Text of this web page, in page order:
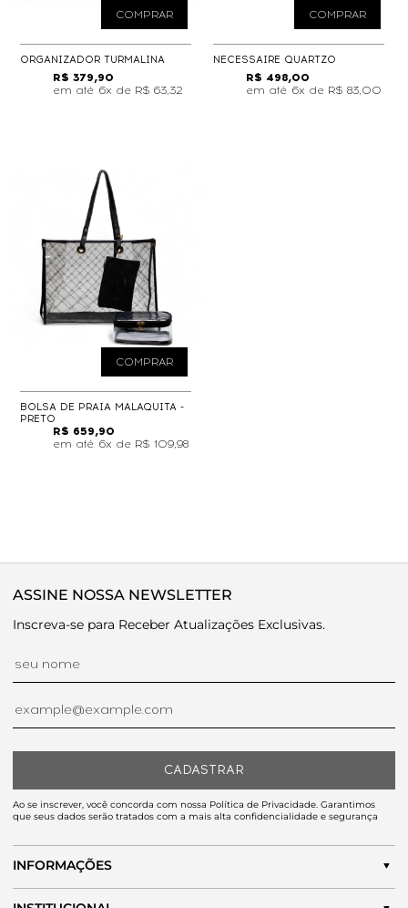
COMPRAR
ORGANIZADOR TURMALINA
R$ 379,90
6x de R$ 63,32
COMPRAR
NECESSAIRE QUARTZO
R$ 498,00
6x de R$ 83,00
COMPRAR
BOLSA DE PRAIA MALAQUITA -
PRETO
R$ 659,90
6x de R$ 109,98
ASSINE NOSSA NEWSLETTER
Inscreva-se para Receber Atualizações Exclusivas.
CADASTRAR
Ao se inscrever, você concorda com nossa Política de Privacidade. Garantimos
que seus dados serão tratados com a mais alta confidencialidade e segurança
INFORMAÇÕES